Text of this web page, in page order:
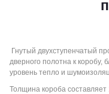
Гнутый двухступенчатый
дверного полотна к коробу,
уровень тепло и
Толщина короба